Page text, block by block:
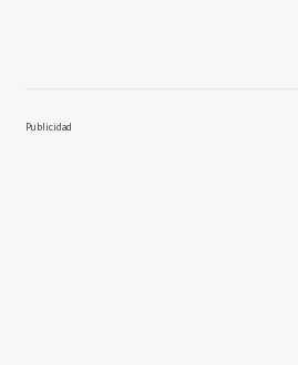
Publicidad